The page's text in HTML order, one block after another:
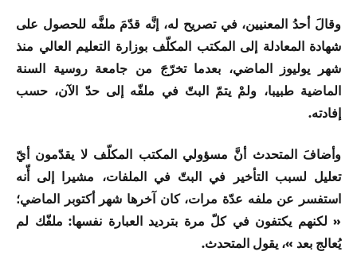
وقالَ أحدُ المعنيين، في تصريح له، إنَّه قدّمَ ملفَّه للحصول على
شهادة المعادلة إلى المكتب المكلّف بوزارة التعليم العالي منذ
شهر يوليوز الماضي، بعدما تخرّجَ من جامعة روسية السنة
الماضية طبيبا، ولمْ يتمّ البتّ في ملفّه إلى حدّ الآن، حسب
إفادته.
وأضافَ المتحدث أنَّ مسؤولي المكتب المكلّف لا يقدّمون أيّ
تعليل لسبب التأخير في البتّ في الملفات، مشيرا إلى أّنه
استفسر عن ملفه عدّة مرات، كان آخرها شهر أكتوبر الماضي؛
« لكنهم يكتفون في كلّ مرة بترديد العبارة نفسها: ملفّك لم
يُعالج بعد »، يقول المتحدث.